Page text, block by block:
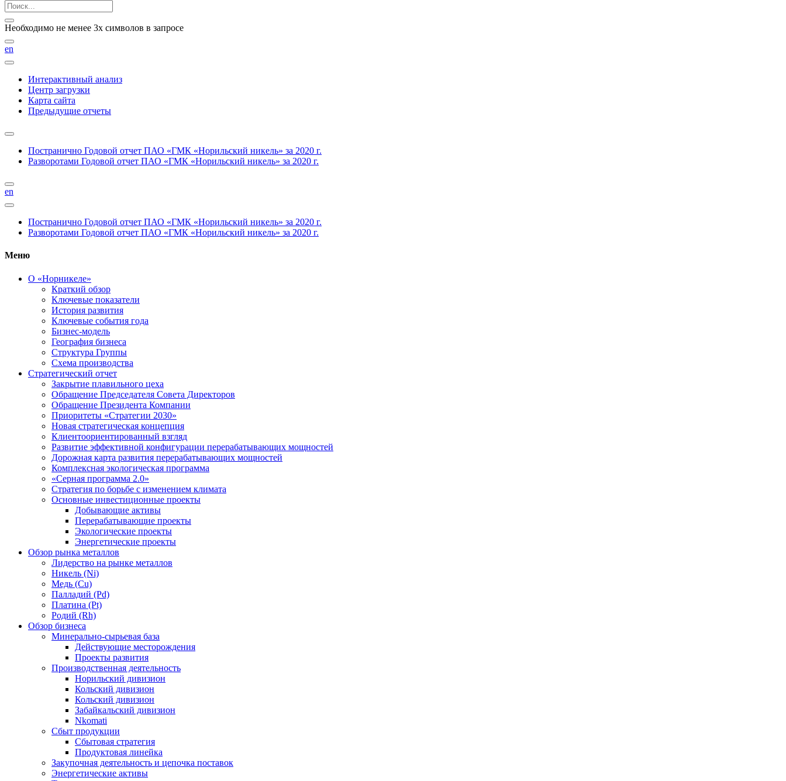
Необходимо не менее 3х символов в запросе
en
Интерактивный анализ
Центр загрузки
Карта сайта
Предыдущие отчеты
Постранично Годовой отчет ПАО «ГМК «Норильский никель» за 2020 г.
Разворотами Годовой отчет ПАО «ГМК «Норильский никель» за 2020 г.
en
Постранично Годовой отчет ПАО «ГМК «Норильский никель» за 2020 г.
Разворотами Годовой отчет ПАО «ГМК «Норильский никель» за 2020 г.
Меню
О «Норникеле»
Краткий обзор
Ключевые показатели
История развития
Ключевые события года
Бизнес-модель
География бизнеса
Структура Группы
Схема производства
Стратегический отчет
Закрытие плавильного цеха
Обращение Председателя Совета Директоров
Обращение Президента Компании
Приоритеты «Стратегии 2030»
Новая стратегическая концепция
Клиентоориентированный взгляд
Развитие эффективной конфигурации перерабатывающих мощностей
Дорожная карта развития перерабатывающих мощностей
Комплексная экологическая программа
«Серная программа 2.0»
Стратегия по борьбе с изменением климата
Основные инвестиционные проекты
Добывающие активы
Перерабатывающие проекты
Экологические проекты
Энергетические проекты
Обзор рынка металлов
Лидерство на рынке металлов
Никель (Ni)
Медь (Cu)
Палладий (Pd)
Платина (Pt)
Родий (Rh)
Обзор бизнеса
Минерально-сырьевая база
Действующие месторождения
Проекты развития
Производственная деятельность
Норильский дивизион
Кольский дивизион
Кольский дивизион
Забайкальский дивизион
Nkomati
Сбыт продукции
Сбытовая стратегия
Продуктовая линейка
Закупочная деятельность и цепочка поставок
Энергетические активы